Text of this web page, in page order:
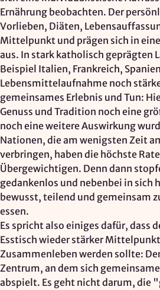
Ernährung beobachten. Der
Vorlieben, Diäten,
Mittelpunkt und prägen sich in
aus. In stark katholisch geprägten
Beispiel Italien, Frankreich,
Lebensmittelaufnahme noch
gemeinsames Erlebnis und Tun:
Genuss und Tradition noch eine
noch eine weitere Auswirkung
Nationen, die am wenigsten Zeit
verbringen, haben die höchste
Übergewichtigen. Denn dann
gedankenlos und nebenbei in sich
bewusst, teilend und gemeinsam
essen.
Es spricht also einiges dafür, dass
Esstisch wieder stärker
Zusammenleben werden sollte:
Zentrum, an dem sich
abspielt. Es geht nicht darum, die